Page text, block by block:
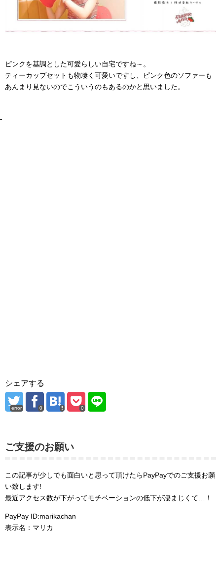
ピンクを基調とした可愛らしい自宅ですね～。
ティーカップセットも物凄く可愛いですし、ピンク色のソファーも
あんまり見ないのでこういうのもあるのかと思いました。
シェアする
error 0 0
ご支援のお願い
この記事が少しでも面白いと思って頂けたらPayPayでのご支援お願
い致します!
最近アクセス数が下がってモチベーションの低下が凄まじくて…！
PayPay ID:marikachan
表示名：マリカ